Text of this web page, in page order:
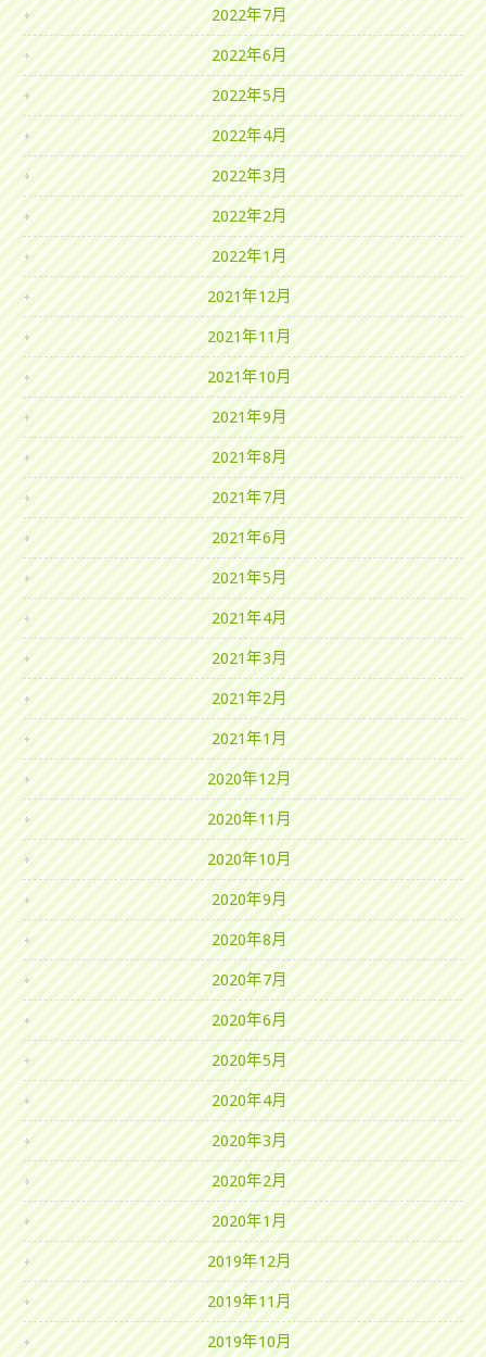
2022年7月
2022年6月
2022年5月
2022年4月
2022年3月
2022年2月
2022年1月
2021年12月
2021年11月
2021年10月
2021年9月
2021年8月
2021年7月
2021年6月
2021年5月
2021年4月
2021年3月
2021年2月
2021年1月
2020年12月
2020年11月
2020年10月
2020年9月
2020年8月
2020年7月
2020年6月
2020年5月
2020年4月
2020年3月
2020年2月
2020年1月
2019年12月
2019年11月
2019年10月